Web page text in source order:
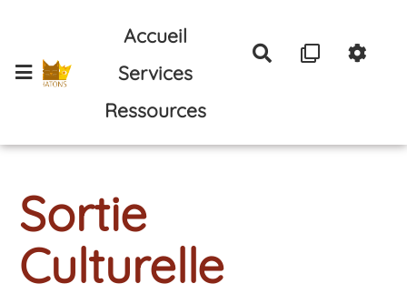
Aller au contenu principal
Accueil
Services
Ressources
Rechercher
Sortie
Culturelle